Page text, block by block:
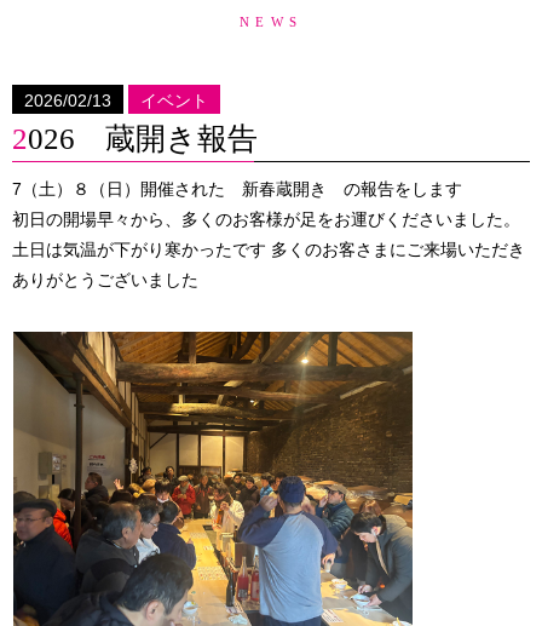
NEWS
2026/02/13 イベント
2026 蔵開き報告
7（土）８（日）開催された 新春蔵開き の報告をします
初日の開場早々から、多くのお客様が足をお運びくださいました。
土日は気温が下がり寒かったです 多くのお客さまにご来場いただき
ありがとうございました